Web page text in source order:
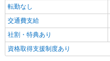
転勤なし
交通費支給
社割・特典あり
資格取得支援制度あり